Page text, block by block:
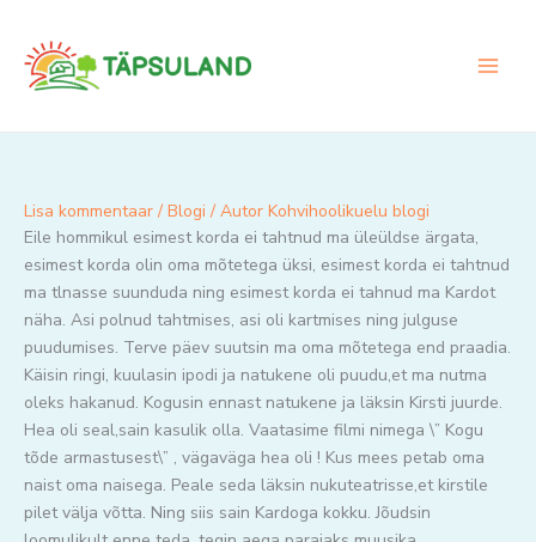
content
Lisa kommentaar / Blogi / Autor Kohvihoolikuelu blogi
Eile hommikul esimest korda ei tahtnud ma üleüldse ärgata,
esimest korda olin oma mõtetega üksi, esimest korda ei tahtnud
ma tlnasse suunduda ning esimest korda ei tahnud ma Kardot
näha. Asi polnud tahtmises, asi oli kartmises ning julguse
puudumises. Terve päev suutsin ma oma mõtetega end praadia.
Käisin ringi, kuulasin ipodi ja natukene oli puudu,et ma nutma
oleks hakanud. Kogusin ennast natukene ja läksin Kirsti juurde.
Hea oli seal,sain kasulik olla. Vaatasime filmi nimega \” Kogu
tõde armastusest\” , vägaväga hea oli ! Kus mees petab oma
naist oma naisega. Peale seda läksin nukuteatrisse,et kirstile
pilet välja võtta. Ning siis sain Kardoga kokku. Jõudsin